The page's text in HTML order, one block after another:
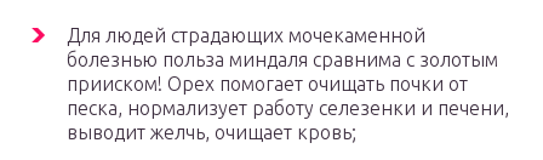
Для людей страдающих мочекаменной
болезнью польза миндаля сравнима с золотым
прииском! Орех помогает очищать почки от
песка, нормализует работу селезенки и печени,
выводит желчь, очищает кровь;